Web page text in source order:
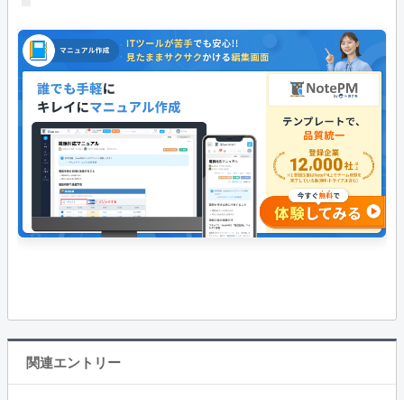
関連エントリー